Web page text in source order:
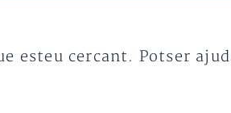
esteu cercant. Potser